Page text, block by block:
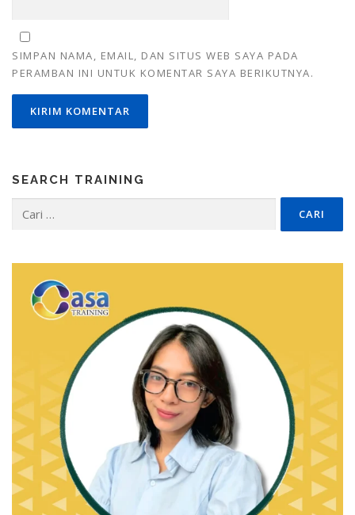
SIMPAN NAMA, EMAIL, DAN SITUS WEB SAYA PADA
PERAMBAN INI UNTUK KOMENTAR SAYA BERIKUTNYA.
SEARCH TRAINING
untuk: